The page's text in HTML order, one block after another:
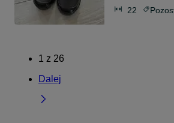
22
1 z 26
Dalej